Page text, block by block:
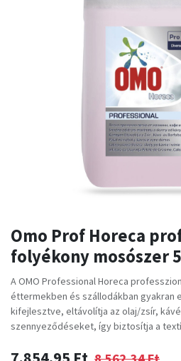
Omo Prof Horeca
folyékony mosószer
A OMO Professional Horeca
éttermekben és szállodákban
kifejlesztve, eltávolítja az olaj/zsír,
szennyeződéseket, így biztosítja a